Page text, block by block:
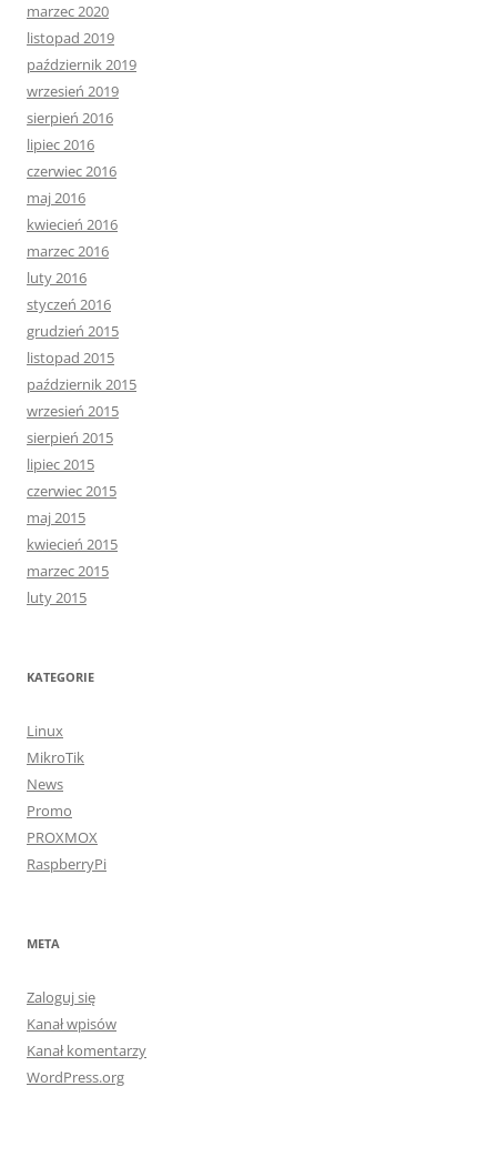
marzec 2020
listopad 2019
październik 2019
wrzesień 2019
sierpień 2016
lipiec 2016
czerwiec 2016
maj 2016
kwiecień 2016
marzec 2016
luty 2016
styczeń 2016
grudzień 2015
listopad 2015
październik 2015
wrzesień 2015
sierpień 2015
lipiec 2015
czerwiec 2015
maj 2015
kwiecień 2015
marzec 2015
luty 2015
KATEGORIE
Linux
MikroTik
News
Promo
PROXMOX
RaspberryPi
META
Zaloguj się
Kanał wpisów
Kanał komentarzy
WordPress.org